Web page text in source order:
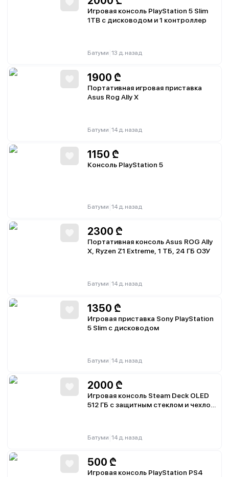
Игровая консоль PlayStation 5 Slim
1TB с дисководом и 1 контроллер
Батуми 13 д. назад
1900 ₾
Портативная игровая приставка
Asus Rog Ally X
Батуми 14 д. назад
1150 ₾
Консоль PlayStation 5
Батуми 14 д. назад
2300 ₾
Портативная консоль Asus ROG Ally
X, Ryzen Z1 Extreme, 1 ТБ, 24 ГБ ОЗУ
Батуми 14 д. назад
1350 ₾
Игровая приставка Sony PlayStation
5 Slim с дисководом
Батуми 14 д. назад
2000 ₾
Игровая консоль Steam Deck OLED
512 ГБ с защитным стеклом и чехлом
Батуми 14 д. назад
500 ₾
Игровая консоль PlayStation PS4